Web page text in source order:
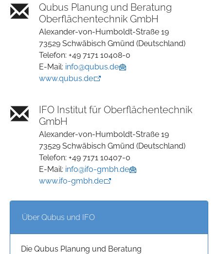
Qubus Planung und Beratung
Oberflächentechnik GmbH
Alexander-von-Humboldt-Straße 19
73529 Schwäbisch Gmünd (Deutschland)
Telefon: +49 7171 10408-0
E-Mail: info@qubus.de
www.qubus.de
IFO Institut für Oberflächentechnik
GmbH
Alexander-von-Humboldt-Straße 19
73529 Schwäbisch Gmünd (Deutschland)
Telefon: +49 7171 10407-0
E-Mail: info@ifo-gmbh.de
www.ifo-gmbh.de
Über Qubus und IFO
Die Qubus Planung und Beratung